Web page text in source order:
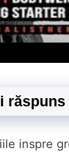
răspuns
inspre